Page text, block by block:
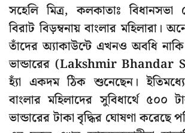
সহেলি মিত্র, কলকাতাঃ বিধানসভা
বিরাট বিড়ম্বনায় বাংলার মহিলারা।
তাঁদের অ্যাকাউন্টে এখনও অবধি
ভান্ডারের (Lakshmir Bhandar
হ্যাঁ একদম ঠিক শুনেছেন।
বাংলার মহিলাদের সুবিধার্থে ৫০০
ভান্ডারের টাকা বৃদ্ধির ঘোষণা করেছে